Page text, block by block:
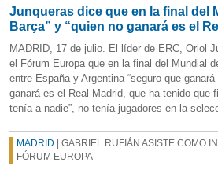
Junqueras dice que en la final del
Barça” y “quien no ganará es el
MADRID, 17 de julio. El líder de ERC, Oriol
el Fórum Europa que en la final del Mundial
entre España y Argentina “seguro que ganará
ganará es el Real Madrid, que ha tenido que
tenía a nadie”, no tenía jugadores en la
MADRID | GABRIEL RUFIÁN ASISTE COMO
FÓRUM EUROPA